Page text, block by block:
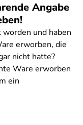
Angabe
und haben
erworben, die
nicht hatte?
Ware erworben
ein